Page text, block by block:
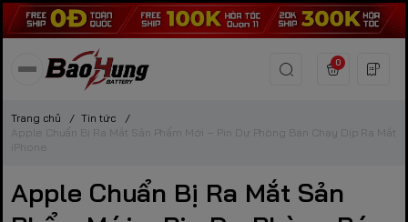
0
Trang chủ / Tin tức
/
Apple Chuẩn Bị Ra Mắt Sản Phẩm Mới – Pin Dự Phòng Bán Chạy Dịp Ra Mắt
iPhone
Apple Chuẩn Bị Ra Mắt Sản